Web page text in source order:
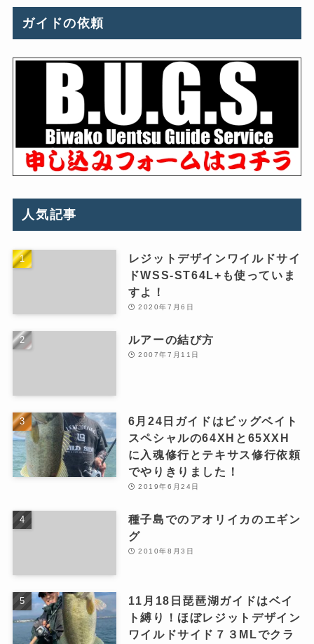
ガイドの依頼
人気記事
レジットデザインワイルドサイ
ドWSS-ST64L+も使っていま
すよ！
2020年7月6日
ルアーの結び方
2007年7月11日
6月24日ガイドはビッグベイト
スペシャルの64XHと65XXH
に入魂修行とテキサス修行依頼
でやりきりました！
2019年6月24日
種子島でのアオリイカのエギン
グ
2010年8月3日
11月18日琵琶湖ガイドはベイ
ト縛り！ほぼレジットデザイン
ワイルドサイド７３MLでクラ